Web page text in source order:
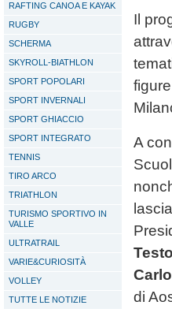
RAFTING CANOA E KAYAK
RUGBY
SCHERMA
SKYROLL-BIATHLON
SPORT POPOLARI
SPORT INVERNALI
SPORT GHIACCIO
SPORT INTEGRATO
TENNIS
TIRO ARCO
TRIATHLON
TURISMO SPORTIVO IN
VALLE
ULTRATRAIL
VARIE&CURIOSITÀ
VOLLEY
TUTTE LE NOTIZIE
Il
A
di